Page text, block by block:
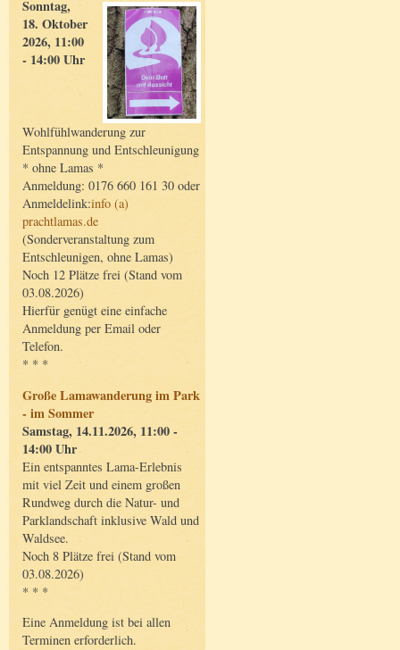
Sonntag,
18. Oktober
2026, 11:00
- 14:00 Uhr
Wohlfühlwanderung zur
Entspannung und Entschleunigung
* ohne Lamas *
Anmeldung: 0176 660 161 30 oder
Anmeldelink:info (a)
prachtlamas.de
(Sonderveranstaltung zum
Entschleunigen, ohne Lamas)
Noch 12 Plätze frei (Stand vom
03.08.2026)
Hierfür genügt eine einfache
Anmeldung per Email oder
Telefon.
* * *
Große Lamawanderung im Park
- im Sommer
Samstag, 14.11.2026, 11:00 -
14:00 Uhr
Ein entspanntes Lama-Erlebnis
mit viel Zeit und einem großen
Rundweg durch die Natur- und
Parklandschaft inklusive Wald und
Waldsee.
Noch 8 Plätze frei (Stand vom
03.08.2026)
* * *
Eine Anmeldung ist bei allen
Terminen erforderlich.